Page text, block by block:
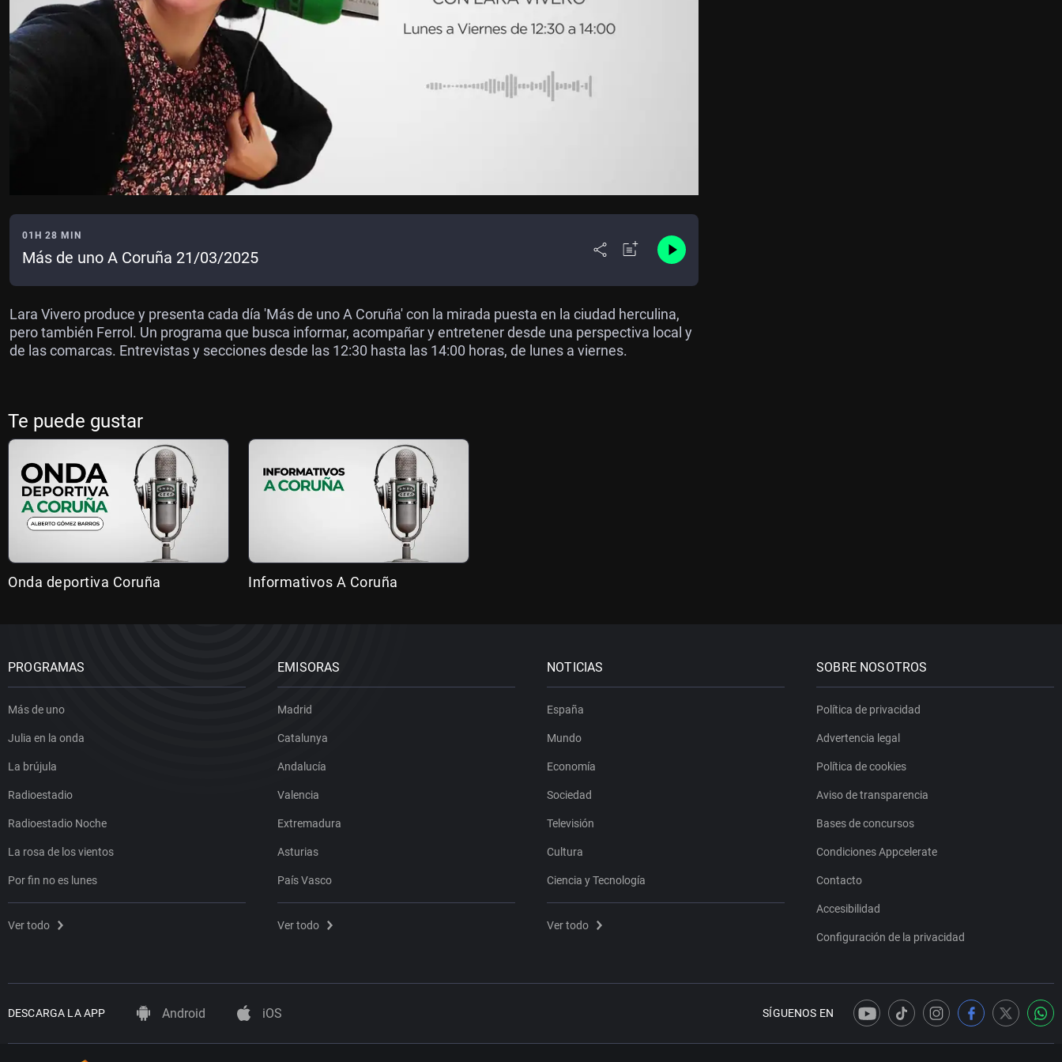
01H 28 MIN
Más de uno A Coruña 21/03/2025
Lara Vivero produce y presenta cada día 'Más de uno A Coruña' con la mirada puesta en la ciudad herculina,
pero también Ferrol. Un programa que busca informar, acompañar y entretener desde una perspectiva local y
de las comarcas. Entrevistas y secciones desde las 12:30 hasta las 14:00 horas, de lunes a viernes.
Te puede gustar
Onda deportiva Coruña Informativos A Coruña
PROGRAMAS
Más de uno
Julia en la onda
La brújula
Radioestadio
Radioestadio Noche
La rosa de los vientos
Por fin no es lunes
Ver todo
EMISORAS
Madrid
Catalunya
Andalucía
Valencia
Extremadura
Asturias
País Vasco
Ver todo
NOTICIAS
España
Mundo
Economía
Sociedad
Televisión
Cultura
Ciencia y Tecnología
Ver todo
SOBRE NOSOTROS
Política de privacidad
Advertencia legal
Política de cookies
Aviso de transparencia
Bases de concursos
Condiciones Appcelerate
Contacto
Accesibilidad
Configuración de la privacidad
DESCARGA LA APP Android iOS SÍGUENOS EN